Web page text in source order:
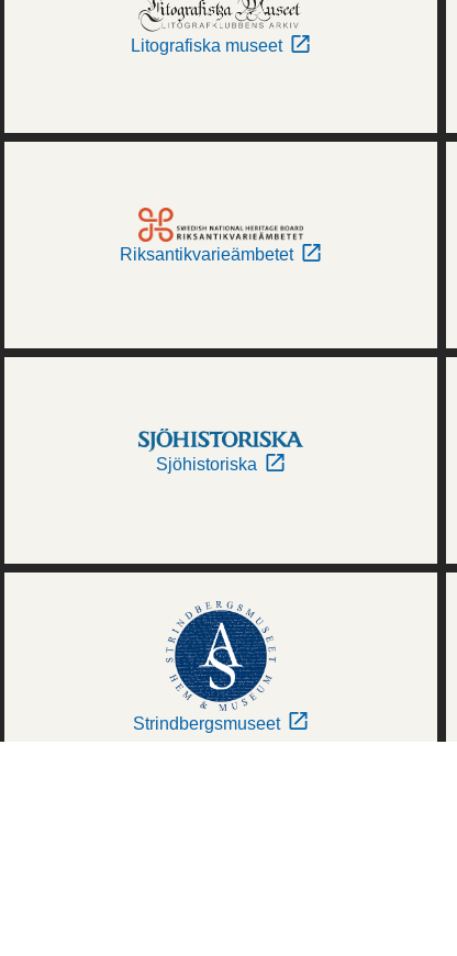
Litografiska museet
Riksantikvarieämbetet
Sjöhistoriska
Strindbergsmuseet